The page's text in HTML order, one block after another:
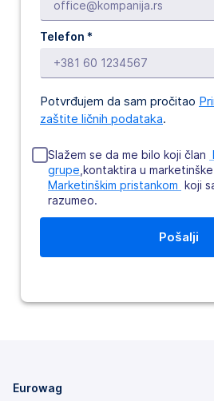
Telefon *
Potvrđujem da sam pročitao
zaštite ličnih podataka.
Slažem se da me bilo koji član
grupe ,kontaktira u
Marketinškim pristankom koji
razumeo.
Eurowag